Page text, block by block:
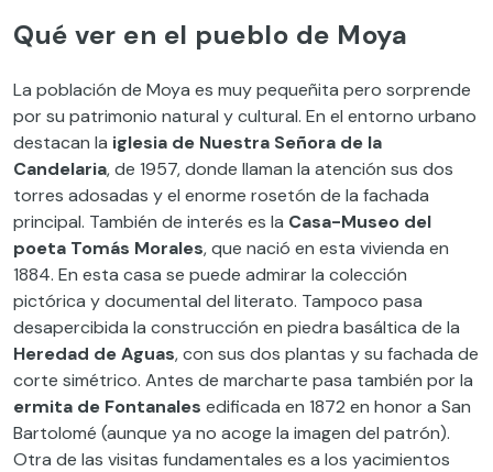
Qué ver en el pueblo de Moya
La población de Moya es muy pequeñita pero sorprende
por su patrimonio natural y cultural. En el entorno urbano
destacan la iglesia de Nuestra Señora de la
Candelaria, de 1957, donde llaman la atención sus dos
torres adosadas y el enorme rosetón de la fachada
principal. También de interés es la Casa-Museo del
poeta Tomás Morales, que nació en esta vivienda en
1884. En esta casa se puede admirar la colección
pictórica y documental del literato. Tampoco pasa
desapercibida la construcción en piedra basáltica de la
Heredad de Aguas, con sus dos plantas y su fachada de
corte simétrico. Antes de marcharte pasa también por la
ermita de Fontanales edificada en 1872 en honor a San
Bartolomé (aunque ya no acoge la imagen del patrón).
Otra de las visitas fundamentales es a los yacimientos